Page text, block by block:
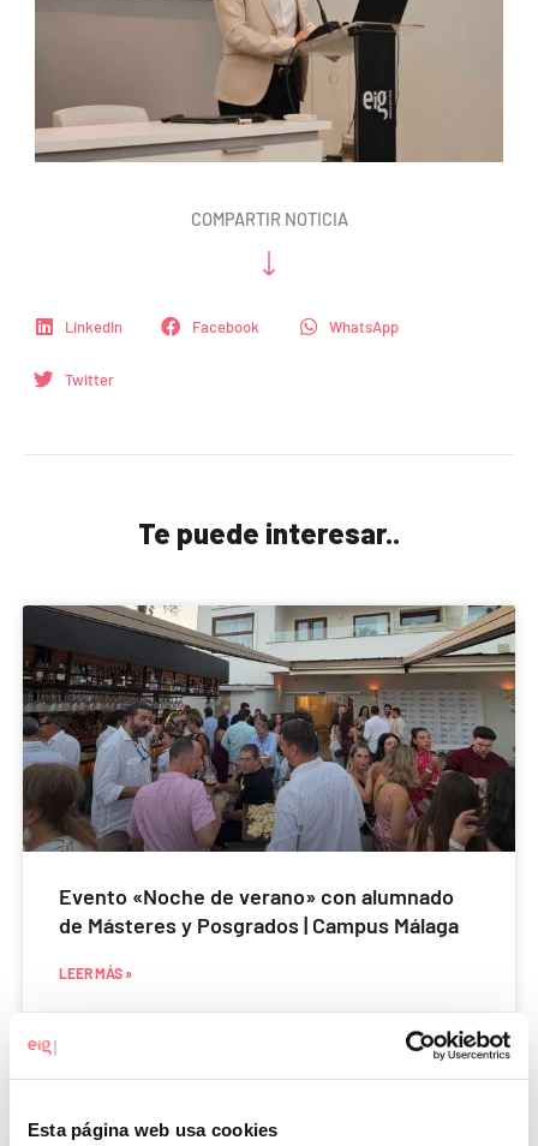
Esta página web usa cookies
COMPARTIR NOTICIA
LinkedIn Facebook WhatsApp
Twitter
Te puede interesar..
Evento «Noche de verano» con alumnado
de Másteres y Posgrados | Campus Málaga
LEER MÁS »